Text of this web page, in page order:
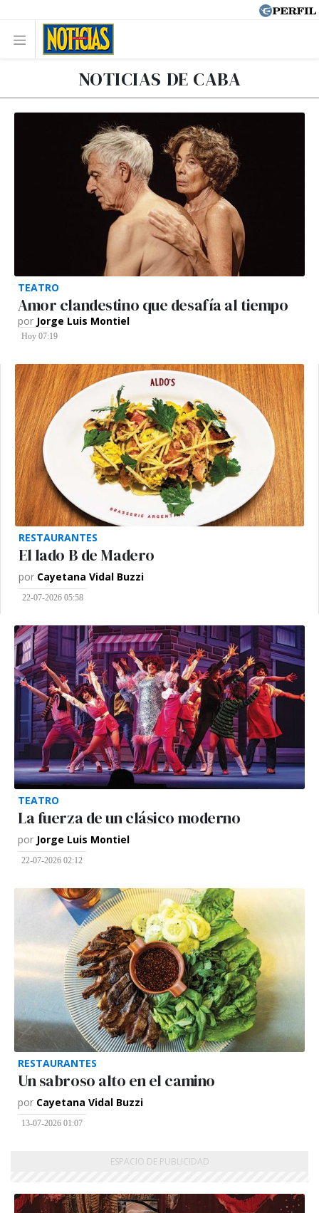
NOTICIAS DE CABA
TEATRO
Amor clandestino que desafía al tiempo
por Jorge Luis Montiel
Hoy 07:19
RESTAURANTES
El lado B de Madero
por Cayetana Vidal Buzzi
22-07-2026 05:58
TEATRO
La fuerza de un clásico moderno
por Jorge Luis Montiel
22-07-2026 02:12
RESTAURANTES
Un sabroso alto en el camino
por Cayetana Vidal Buzzi
13-07-2026 01:07